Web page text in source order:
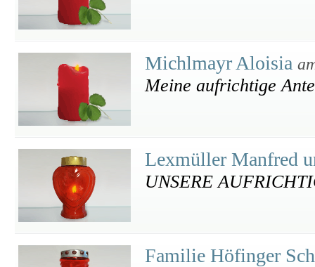
Michlmayr Aloisia
Meine aufrichtige
Lexmüller Manfred
UNSERE
Familie Höfinger